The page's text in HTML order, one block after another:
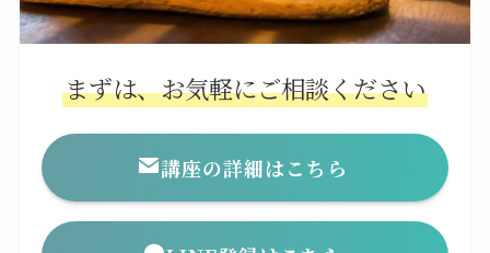
まずは、お気軽にご相談ください
講座の詳細はこちら